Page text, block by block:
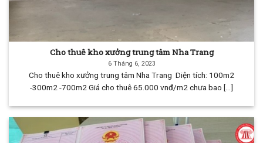
Cho thuê kho xưởng trung tâm Nha Trang
6 Tháng 6, 2023
Cho thuê kho xưởng trung tâm Nha Trang Diện tích: 100m2
-300m2 -700m2 Giá cho thuê 65.000 vnđ/m2 chưa bao [...]